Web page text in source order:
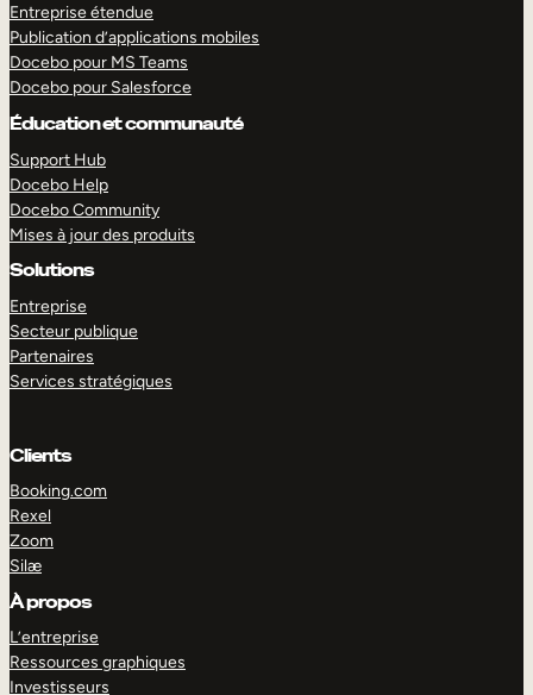
Entreprise étendue
Publication d’applications mobiles
Docebo pour MS Teams
Docebo pour Salesforce
Éducation et communauté
Support Hub
Docebo Help
Docebo Community
Mises à jour des produits
Solutions
Entreprise
Secteur publique
Partenaires
Services stratégiques
Clients
Booking.com
Rexel
Zoom
Silæ
À propos
L’entreprise
Ressources graphiques
Investisseurs